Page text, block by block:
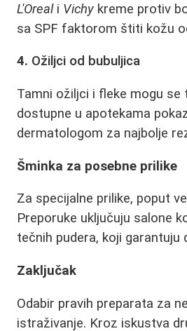
L'Oreali Vichy kreme protiv
sa SPF faktorom štiti kožu
4. Ožiljci od bubuljica
Tamni ožiljci i fleke mogu
dostupne u apotekama
dermatologom za najbolje
Šminka za posebne prilike
Za specijalne prilike, poput
Preporuke uključuju salone
tečnih pudera, koji garantuju
Zaključak
Odabir pravih preparata za
istraživanje. Kroz iskustva